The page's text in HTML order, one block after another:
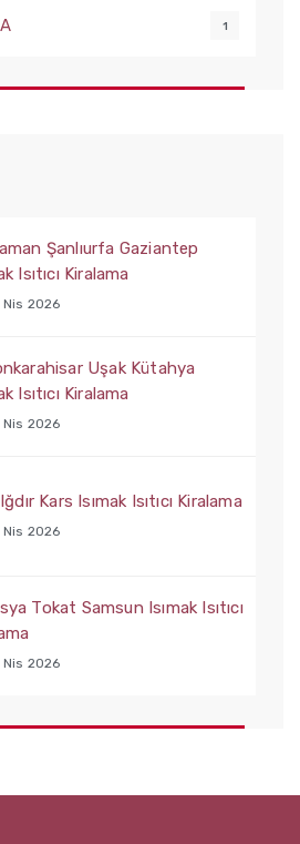
1
Şanlıurfa Gaziantep
Isıtıcı Kiralama
Nis 2026
Uşak Kütahya
Isıtıcı Kiralama
Nis 2026
Kars Isımak Isıtıcı Kiralama
Nis 2026
Tokat Samsun Isımak Isıtıcı
Nis 2026